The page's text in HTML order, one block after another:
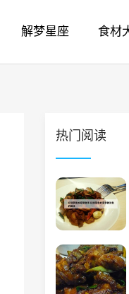
解梦星座 食材
热门阅读